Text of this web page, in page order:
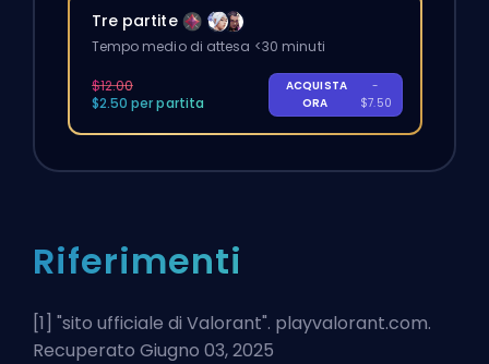
Tre partite
Tempo medio di attesa <30 minuti
$12.00
$2.50 per partita
ACQUISTA
ORA
-
$7.50
Riferimenti
[1] "sito ufficiale di Valorant". playvalorant.com.
Recuperato Giugno 03, 2025